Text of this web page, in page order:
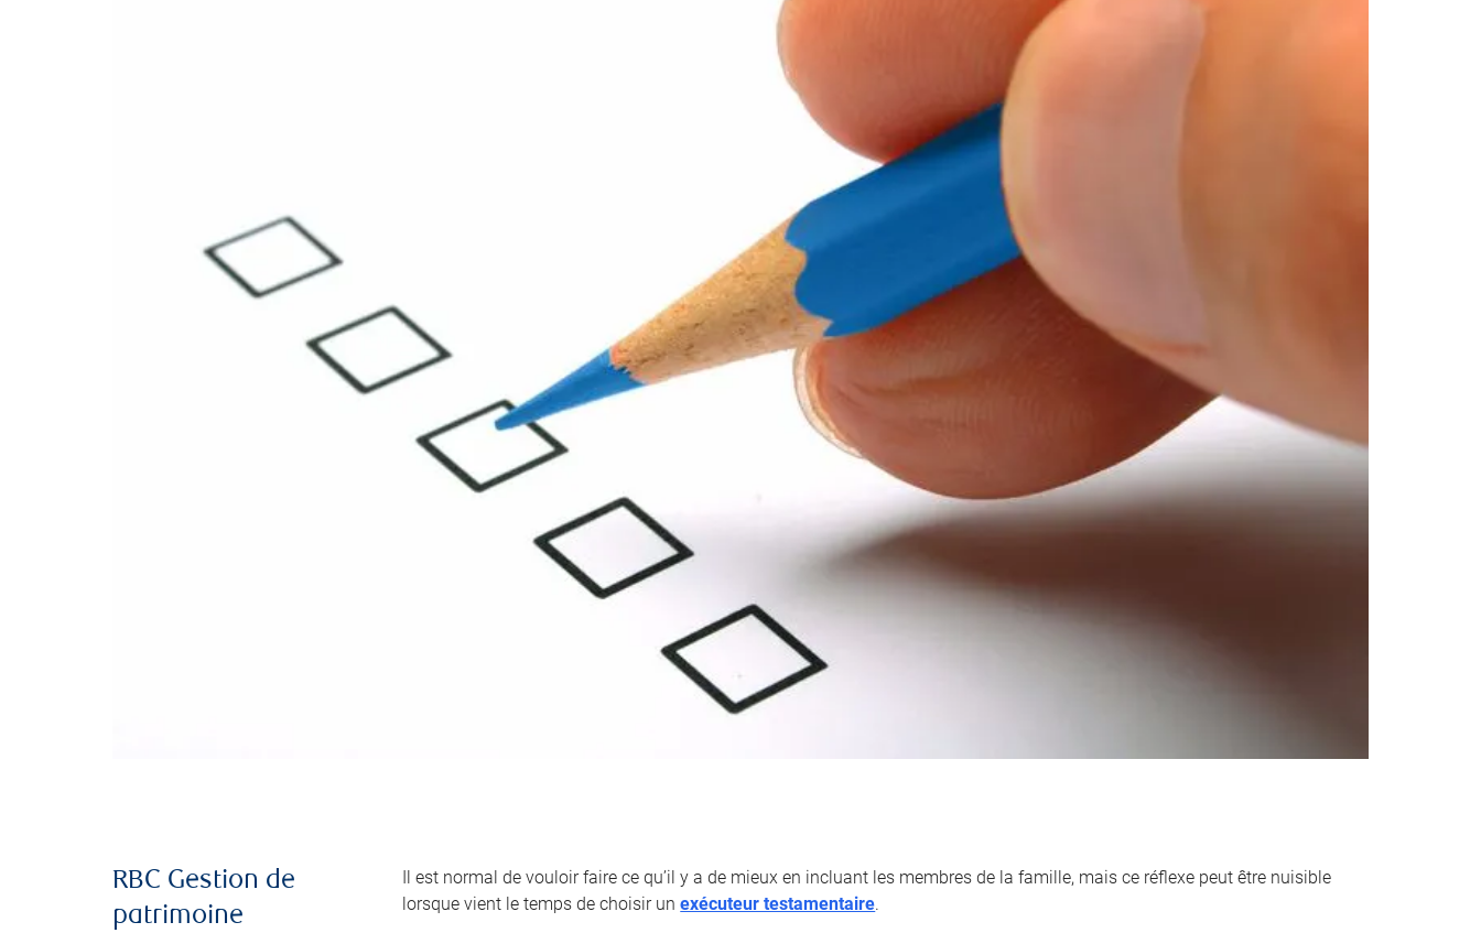
RBC Gestion de
patrimoine
Il est normal de vouloir faire ce qu’il y a de mieux en incluant les membres de la famille, mais ce réflexe peut être nuisible
lorsque vient le temps de choisir unexécuteur testamentaire.